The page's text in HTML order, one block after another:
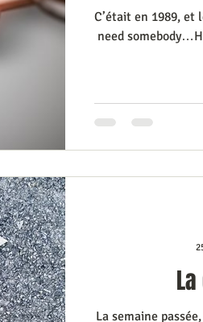
C’était en 1989, et
need
La semaine